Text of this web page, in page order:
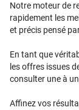
Notre moteur de
rapidement les
et précis pensé
En tant que
les offres issues
consulter une à
Affinez vos